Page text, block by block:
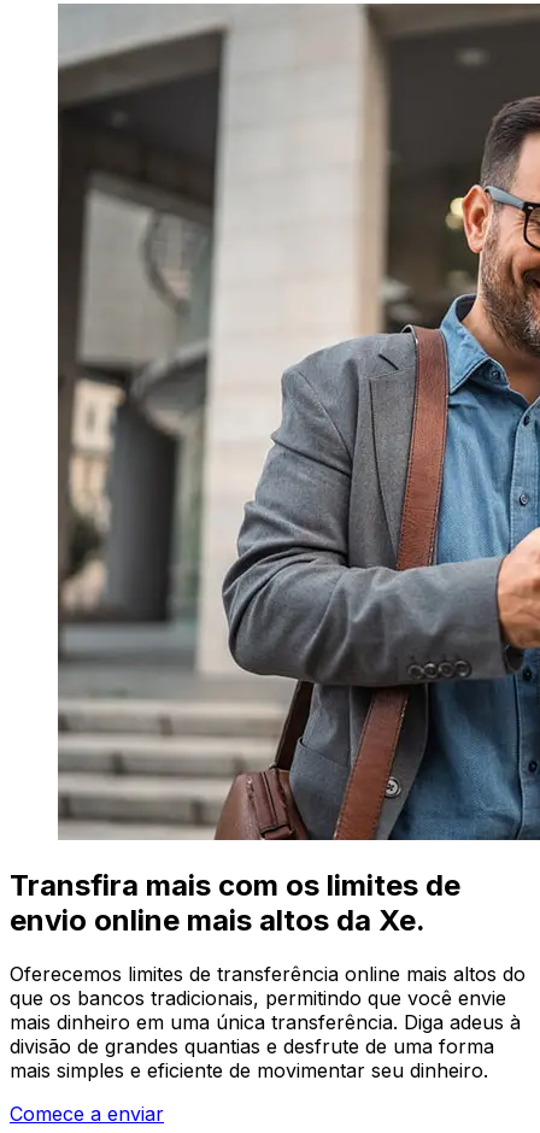
Transfira mais com os limites de
envio online mais altos da Xe.
Oferecemos limites de transferência online mais altos do
que os bancos tradicionais, permitindo que você envie
mais dinheiro em uma única transferência. Diga adeus à
divisão de grandes quantias e desfrute de uma forma
mais simples e eficiente de movimentar seu dinheiro.
Comece a enviar